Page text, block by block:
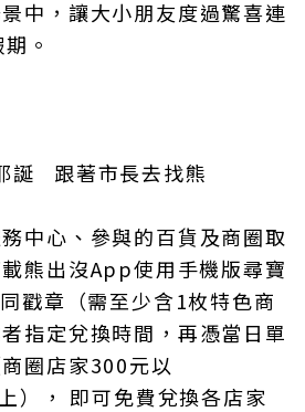
中，讓大小朋友度過驚喜連
。
誕 跟著市長去找熊
中心、參與的百貨及商圈取
熊出沒App使用手機版尋寶
戳章（需至少含1枚特色商
指定兌換時間，再憑當日單
圈店家300元以
）， 即可免費兌換各店家